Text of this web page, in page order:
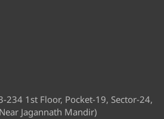
234 1st Floor, Pocket-19, Sector-24,
Jagannath Mandir)